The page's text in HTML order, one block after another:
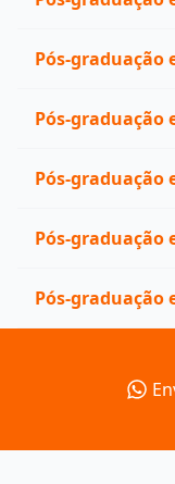
Pós-graduação
Pós-graduação
Pós-graduação
Pós-graduação
Pós-graduação